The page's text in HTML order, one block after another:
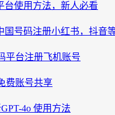
台使用方法，新人必看
国号码注册小红书，抖音
平台注册飞机账号
费账号共享
4o 使用方法